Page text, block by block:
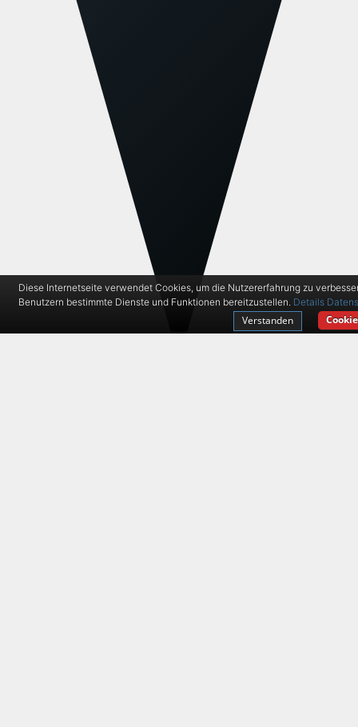
Diese Internetseite verwendet Cookies, um die Nutzererfahrung zu
Benutzern bestimmte Dienste und Funktionen bereitzustellen. Details
Verstanden